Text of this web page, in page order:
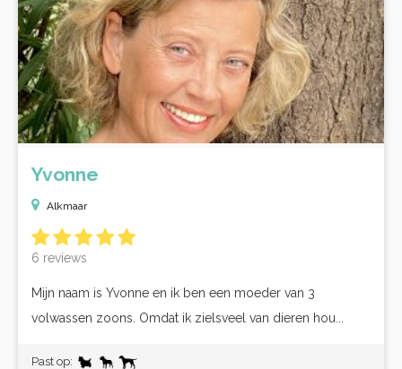
Yvonne
Alkmaar
6 reviews
Mijn naam is Yvonne en ik ben een moeder van 3
volwassen zoons. Omdat ik zielsveel van dieren hou...
Past op: